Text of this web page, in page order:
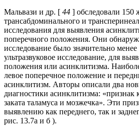
Мальвази и др. [ 44 ] обследовали
трансабдоминального и
исследования для выявления
поперечного положения. Они
исследование было значительно
ультразвуковое исследование, для
положения или асинклитизма.
левое поперечное положение и
асинклитизм. Авторы описали два
диагностики асинклитизма: «признак
заката таламуса и мозжечка». Эти
выявлению как переднего, так и
рис. 13.7а и б ).